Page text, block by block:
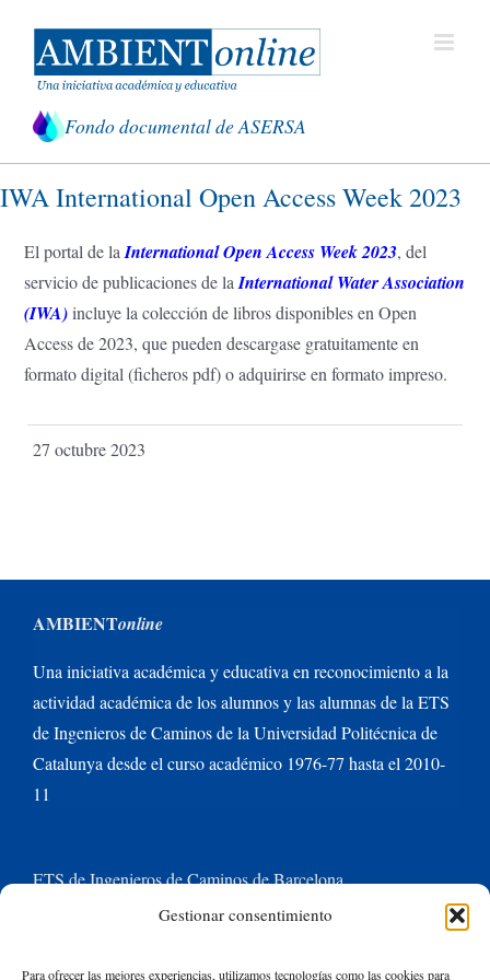
Gestionar consentimiento
Para ofrecer las mejores experiencias, utilizamos tecnologías como las cookies para
contenido
Fondo documental de ASERSA
IWA International Open Access Week 2023
El portal de laInternational Open Access Week 2023, del
servicio de publicaciones de laInternational Water Association
(IWA)incluye la colección de libros disponibles en Open
Access de 2023, que pueden descargase gratuitamente en
formato digital (ficheros pdf) o adquirirse en formato impreso.
27 octubre 2023
AMBIENTonline
Una iniciativa académica y educativa en reconocimiento a la
actividad académica de los alumnos y las alumnas de la ETS
de Ingenieros de Caminos de la Universidad Politécnica de
Catalunya desde el curso académico 1976-77 hasta el 2010-
11
ETS de Ingenieros de Caminos de Barcelona
Universitat Politècnica de Catalunya BarcelonaTech